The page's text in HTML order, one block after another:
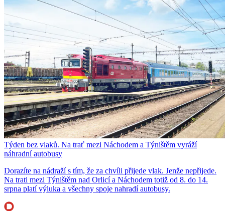
Týden bez vlaků. Na trať mezi Náchodem a Týništěm vyráží
náhradní autobusy
Dorazíte na nádraží s tím, že za chvíli přijede vlak. Jenže nepřijede.
Na trati mezi Týništěm nad Orlicí a Náchodem totiž od 8. do 14.
srpna platí výluka a všechny spoje nahradí autobusy.